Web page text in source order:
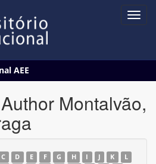
AEE
Montalvão,
C D E F G H I J K
L